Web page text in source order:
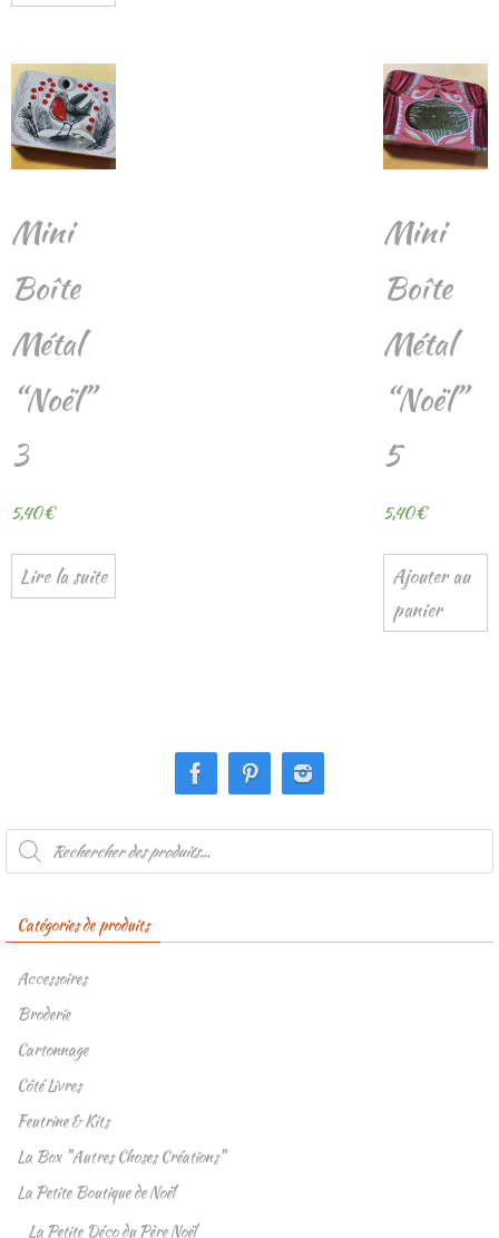
Mini
Boîte
Métal
“Noël”
3
5,40€
Lire la suite
Mini
Boîte
Métal
“Noël”
5
5,40€
Ajouter au
panier
Recherche
produits
Catégories de produits
Accessoires
Broderie
Cartonnage
Côté Livres
Feutrine & Kits
La Box "Autres Choses Créations"
La Petite Boutique de Noël
La Petite Déco du Père Noël